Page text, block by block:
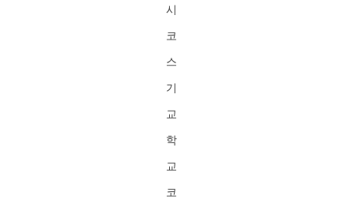
시
코
스
기
교
학
교
코